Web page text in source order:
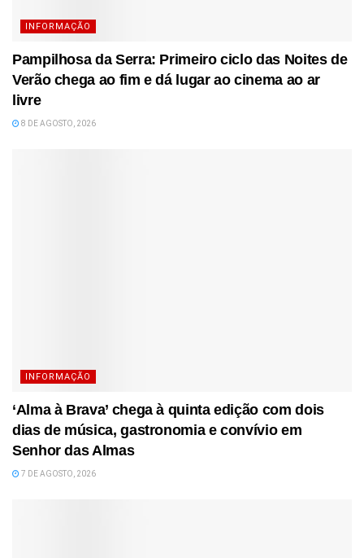
INFORMAÇÃO
Pampilhosa da Serra: Primeiro ciclo das Noites de
Verão chega ao fim e dá lugar ao cinema ao ar
livre
8 DE AGOSTO, 2026
INFORMAÇÃO
‘Alma à Brava’ chega à quinta edição com dois
dias de música, gastronomia e convívio em
Senhor das Almas
7 DE AGOSTO, 2026